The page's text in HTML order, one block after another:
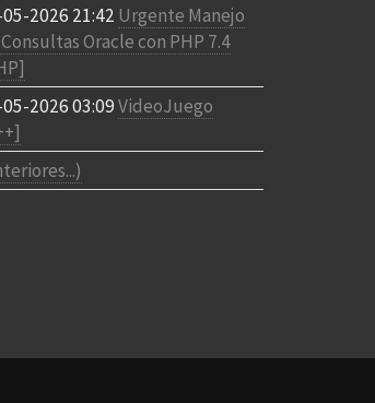
2026 21:42 Urgente Manejo
Oracle con PHP 7.4
2026 03:09VideoJuego